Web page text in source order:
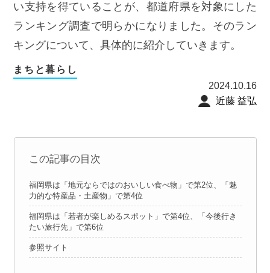
い支持を得ていることが、都道府県を対象にした
ランキング調査で明らかになりました。そのラン
キングについて、具体的に紹介していきます。
まちと暮らし
2024.10.16
近藤 益弘
この記事の目次
福岡県は「地元ならではのおいしい食べ物」で第2位、「魅
力的な特産品・土産物」で第4位
福岡県は「若者が楽しめるスポット」で第4位、「今後行き
たい旅行先」で第6位
参照サイト